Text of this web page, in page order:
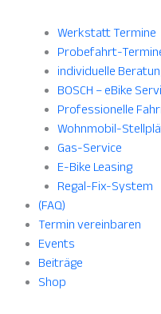
Werkstatt Termine
Probefahrt-
individuelle
BOSCH – eBike
Professionelle
Wohnmobil-
Gas-Service
E-Bike Leasing
Regal-Fix-System
(FAQ)
Termin vereinbaren
Events
Beiträge
Shop